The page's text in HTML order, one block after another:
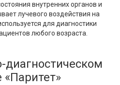
внутренних органов и
лучевого воздействия на
для диагностики
любого возраста.
«Паритет»